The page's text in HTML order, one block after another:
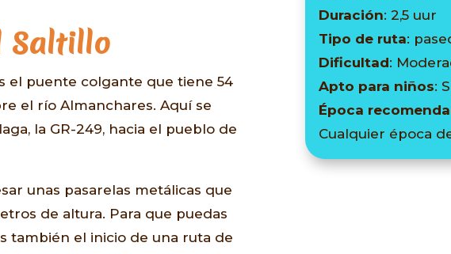
Saltillo
el puente colgante que tiene 54
el río Almanchares. Aquí se
la GR-249, hacia el pueblo de
unas pasarelas metálicas que
de altura. Para que puedas
también el inicio de una ruta de
Duración: 2,5 uur
Tipo de ruta:
Dificultad:
Apto para niños:
Época
Cualquier época